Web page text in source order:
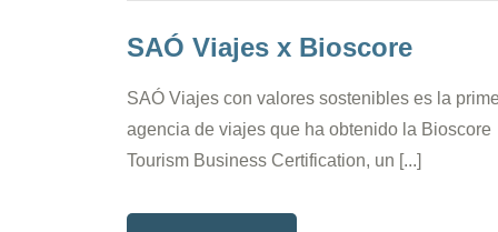
SAÓ Viajes x Bioscore
SAÓ Viajes con valores sostenibles es la
agencia de viajes que ha obtenido la Bioscore
Tourism Business Certification, un [...]